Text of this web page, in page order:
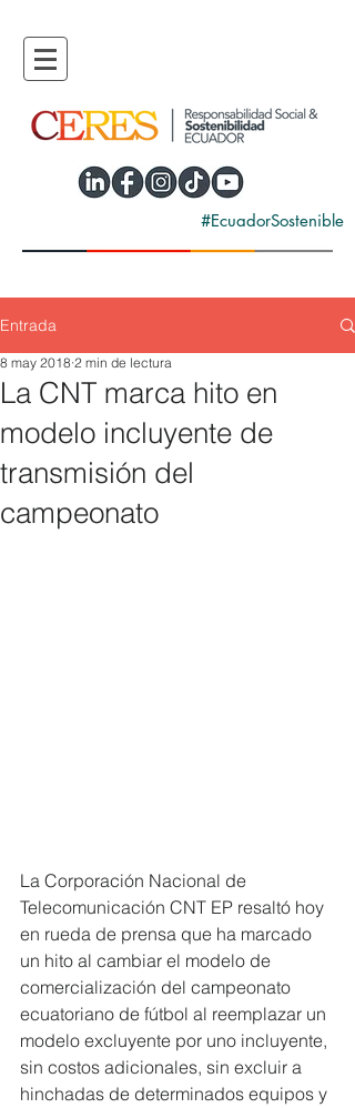
#EcuadorSostenible
Entrada
La CNT marca hito en
modelo incluyente de
transmisión del
campeonato
8 may 2018 2 min de lectura
La Corporación Nacional de
Telecomunicación CNT EP resaltó hoy
en rueda de prensa que ha marcado
un hito al cambiar el modelo de
comercialización del campeonato
ecuatoriano de fútbol al reemplazar un
modelo excluyente por uno incluyente,
sin costos adicionales, sin excluir a
hinchadas de determinados equipos y